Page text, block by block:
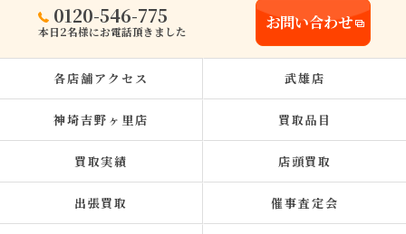
0120-546-775
本日2名様にお電話頂きました お問い合わせ
各店舗アクセス 武雄店
神埼吉野ヶ里店 買取品目
買取実績 店頭買取
出張買取 催事査定会